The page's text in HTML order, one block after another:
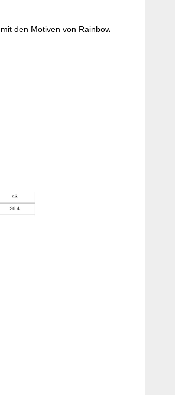
den Motiven von Rainbow Bridge Collection